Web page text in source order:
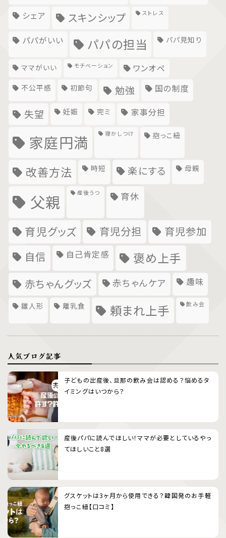
シェア スキンシップ ストレス
パパがいい パパの担当 パパ見知り
ママがいい モチベーション ワンオペ
不公平感 初節句 勉強 国の制度
失望 妊娠 完ミ 家事分担
家庭円満 寝かしつけ 抱っこ紐
改善方法 時短 楽にする 母親
父親 産後うつ 育休
育児グッズ 育児分担
育児参加
自信
自己肯定感 褒め上手
赤ちゃんグッズ 赤ちゃんケア 趣味
雛人形 離乳食 頼まれ上手 飲み会
人気ブログ記事
子どもの出産後、旦那の飲み会は認める？悩めるタ
イミングはいつから？
産後パパに読んでほしい！ママが必要としているやっ
てほしいこと8選
グスケットは3ヶ月から使用できる？韓国発のお手軽
抱っこ紐【口コミ】